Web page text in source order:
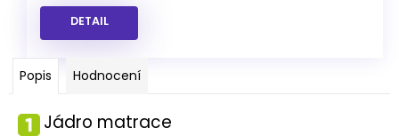
DETAIL
Popis Hodnocení
Jádro matrace